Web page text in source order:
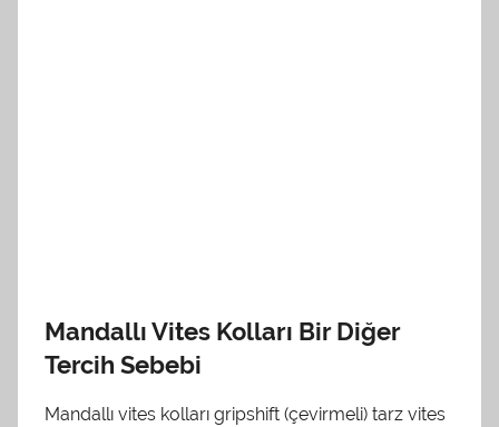
Mandallı Vites Kolları Bir Diğer
Tercih Sebebi
Mandallı vites kolları gripshift (çevirmeli) tarz vites